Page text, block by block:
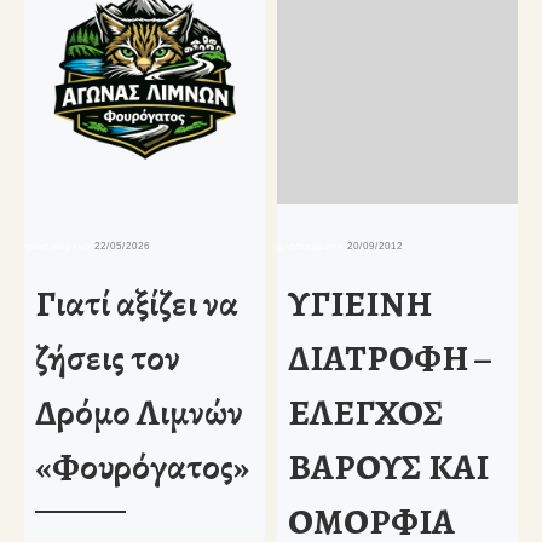
δημοσιευμένο22/05/2026
Γιατί αξίζει να
ζήσεις τον
Δρόμο Λιμνών
«Φουρόγατος»
δημοσιευμένο20/09/2012
ΥΓΙΕΙΝΗ
ΔΙΑΤΡΟΦΗ –
ΕΛΕΓΧΟΣ
ΒΑΡΟΥΣ ΚΑΙ
ΟΜΟΡΦΙΑ